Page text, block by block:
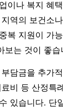
이나 복지 혜
역의 보건소
복 지원이 가
보는 것이 좋습
담금을 추가
비 등 산정특
있습니다. 단